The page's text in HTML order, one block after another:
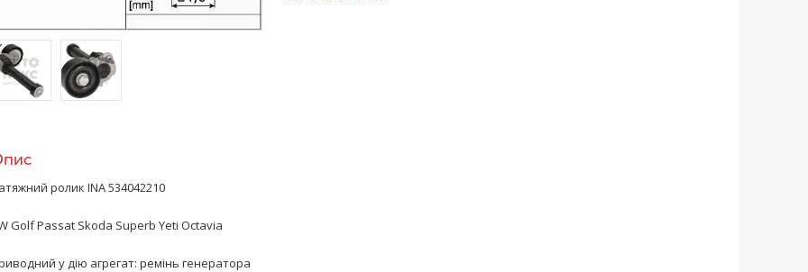
ролик INA 534042210
GolfPassat Skoda Superb Yeti Octavia
у дію агрегат: ремінь генератора